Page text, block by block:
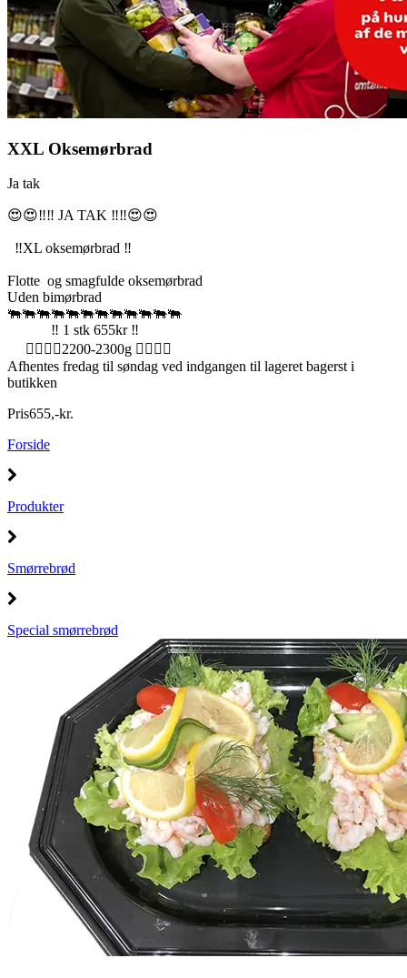
XXL Oksemørbrad
Ja tak
😍😍‼️‼️ JA TAK ‼️‼️😍😍
‼️XL oksemørbrad ‼️
Flotte og smagfulde oksemørbrad
Uden bimørbrad
🐃🐃🐃🐃🐃🐃🐃🐃🐃🐃🐃🐃
‼️ 1 stk 655kr ‼️
🏋️‍♂️🏋️‍♂️2200-2300g 🏋️‍♂️🏋️‍♂️
Afhentes fredag til søndag ved indgangen til lageret bagerst i
butikken
Pris655,-kr.
Forside
Produkter
Smørrebrød
Special smørrebrød